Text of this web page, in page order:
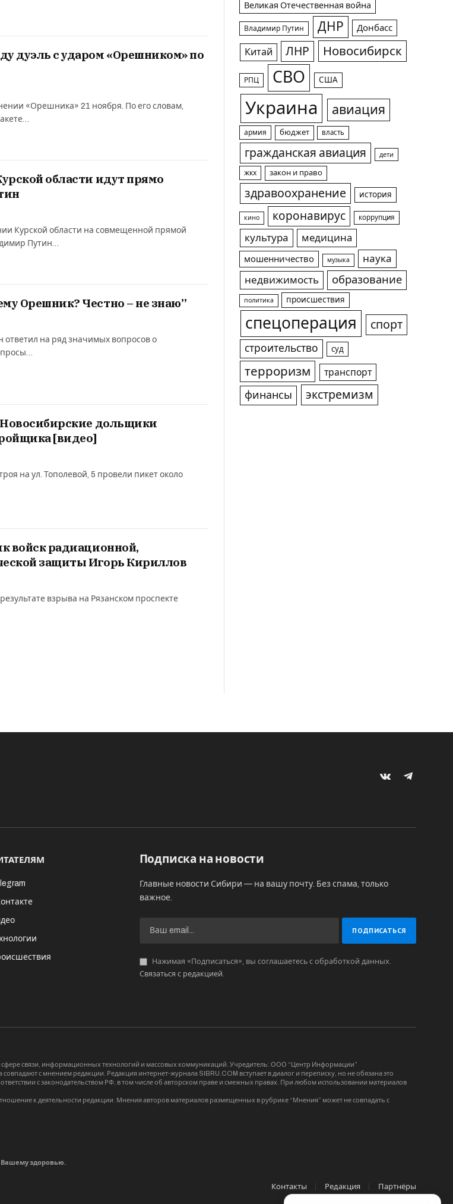
дуэль с ударом «Орешником» по
«Орешника» 21 ноября. По его словам,
области идут прямо
Курской области на совмещенной прямой
Путин…
Орешник? Честно – не знаю”
на ряд значимых вопросов о
дольщики
[видео]
на ул. Тополевой, 5 провели пикет около
войск радиационной,
защиты Игорь Кириллов
взрыва на Рязанском проспекте
Великая Отечественная война
Владимир Путин ДНР Донбасс
Китай ЛНР Новосибирск
РПЦ СВО США
Украина авиация
армия бюджет власть
гражданская авиация дети
жкх закон и право
здравоохранение история
кино коронавирус коррупция
культура медицина
мошенничество музыка
наука
недвижимость
образование
политика происшествия
спецоперация спорт
строительство суд
терроризм транспорт
финансы экстремизм
VKontakteTelegram
Подписка на новости
Главные новости Сибири — на вашу почту. Без спама, только
важное.
Нажимая «Подписаться», вы соглашаетесь с обработкой данных.
Связаться с редакцией
связи, информационных технологий и массовых коммуникаций. Учредитель: ООО “Центр Информации”
с мнением редакции. Редакция интернет-журнала SIBRU.COM вступает в диалог и переписку, но не обязана это
с законодательством РФ, в том числе об авторском праве и смежных правах. При любом использовании материалов
к деятельности редакции. Мнения авторов материалов размещенных в рубрике “Мнения” может не совпадать с
Вашему здоровью.
Контакты Редакция Партнёры